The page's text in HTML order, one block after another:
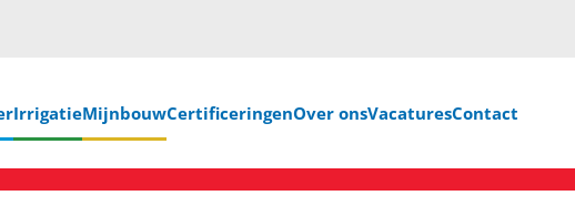
IrrigatieMijnbouwCertificeringenOver onsVacaturesContact